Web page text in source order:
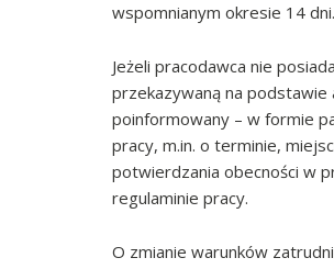
wspomnianym okresie 14 dni.
Jeżeli pracodawca nie
przekazywaną na
poinformowany – w formie
pracy, m.in. o terminie,
potwierdzania obecności w
regulaminie pracy.
O zmianie warunków